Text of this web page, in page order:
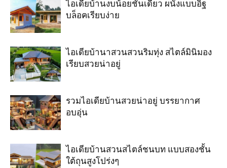
ไอเดียบ้านงบน้อยชั้นเดียว ผนังแบบอิฐ
บล็อคเรียบง่าย
ไอเดียบ้านาสวนสวนริมทุ่ง สไตล์มินิมอง
เรียบสวยน่าอยู่
รวมไอเดียบ้านสวยน่าอยู่ บรรยากาศ
อบอุ่น
ไอเดียบ้านสวนสไตล์ชนบท แบบสองชั้น
ใต้ถุนสูงโปร่งๆ